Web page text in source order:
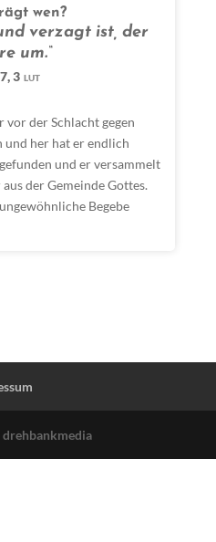
wen?
verzagt ist, der
um.“
3 LUT
der Schlacht gegen
und her hat er endlich
und er versammelt
der Gemeinde Gottes.
Begebe
drehbankmedia